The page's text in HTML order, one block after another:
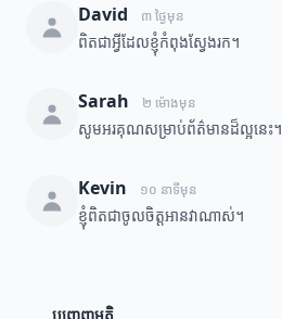
David ៣ ថ្ងៃមុន
ពិតជាអ្វីដែលខ្ញុំកំពុងស្វែងរក។
Sarah ២ ម៉ោងមុន
សូមអរគុណសម្រាប់ព័ត៌មានដ៏ល្អនេះ។
Kevin ១០ នាទីមុន
ខ្ញុំពិតជាចូលចិត្តអានវាណាស់។